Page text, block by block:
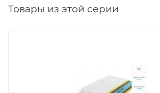
Товары из этой серии